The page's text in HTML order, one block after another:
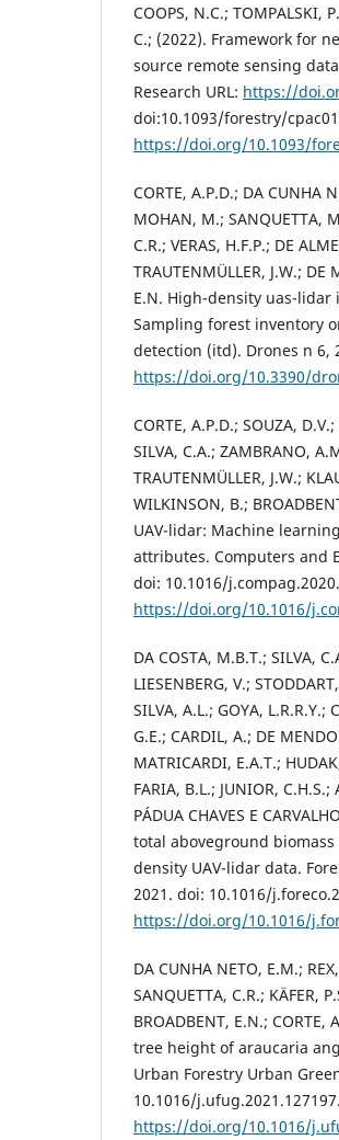
COOPS, N.C.; TOMPALSKI,
C.; (2022). Framework for
source remote sensing
Research URL: https://
doi:10.1093/forestry/
https://doi.org/10.1093/
CORTE, A.P.D.; DA CUNHA
MOHAN, M.; SANQUETTA,
C.R.; VERAS, H.F.P.; DE
TRAUTENMÜLLER, J.W.; DE
E.N. High-density uas-
Sampling forest inventory
detection (itd). Drones n 6,
https://doi.org/10.3390/
CORTE, A.P.D.; SOUZA,
SILVA, C.A.; ZAMBRANO,
TRAUTENMÜLLER, J.W.;
WILKINSON, B.;
UAV-lidar: Machine
attributes. Computers and
doi: 10.1016/
https://doi.org/10.1016/
DA COSTA, M.B.T.; SILVA,
LIESENBERG, V.;
SILVA, A.L.; GOYA, L.R.R.Y.;
G.E.; CARDIL, A.; DE
MATRICARDI, E.A.T.;
FARIA, B.L.; JUNIOR, C.H.S.;
PÁDUA CHAVES E
total aboveground
density UAV-lidar data.
2021. doi: 10.1016/
https://doi.org/10.1016/
DA CUNHA NETO, E.M.;
SANQUETTA, C.R.; KÄFER,
BROADBENT, E.N.;
tree height of araucaria
Urban Forestry Urban
10.1016/
https://doi.org/10.1016/